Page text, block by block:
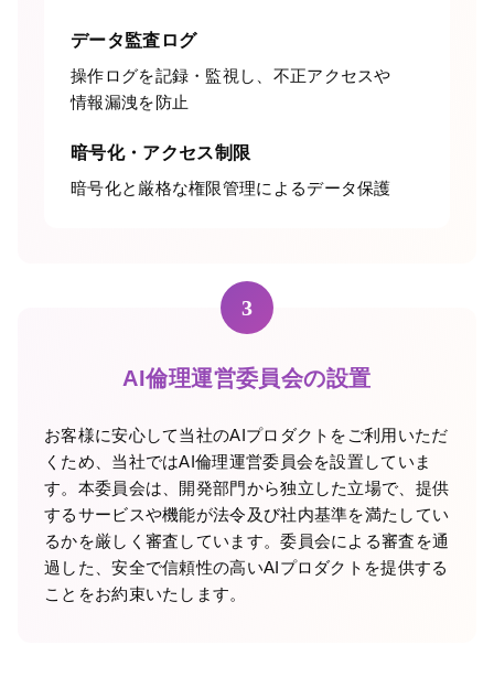
データ監査ログ
操作ログを記録・監視し、不正アクセスや
情報漏洩を防止
暗号化・アクセス制限
暗号化と厳格な権限管理によるデータ保護
3
AI倫理運営委員会の設置
お客様に安心して当社のAIプロダクトをご利用いただ
くため、当社ではAI倫理運営委員会を設置していま
す。本委員会は、開発部門から独立した立場で、提供
するサービスや機能が法令及び社内基準を満たしてい
るかを厳しく審査しています。委員会による審査を通
過した、安全で信頼性の高いAIプロダクトを提供する
ことをお約束いたします。